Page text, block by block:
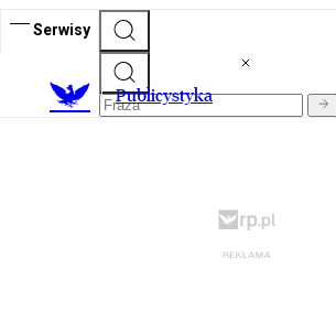
Serwisy
Publicystyka